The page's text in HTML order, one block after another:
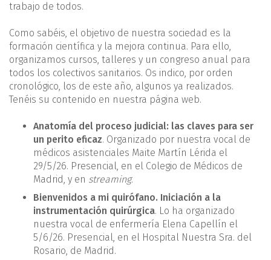
trabajo de todos.
Como sabéis, el objetivo de nuestra sociedad es la
formación científica y la mejora continua. Para ello,
organizamos cursos, talleres y un congreso anual para
todos los colectivos sanitarios. Os indico, por orden
cronológico, los de este año, algunos ya realizados.
Tenéis su contenido en nuestra página web.
Anatomía del proceso judicial: las claves para ser
un perito eficaz. Organizado por nuestra vocal de
médicos asistenciales Maite Martín Lérida el
29/5/26. Presencial, en el Colegio de Médicos de
Madrid, y en streaming.
Bienvenidos a mi quirófano. Iniciación a la
instrumentación quirúrgica. Lo ha organizado
nuestra vocal de enfermería Elena Capellín el
5/6/26. Presencial, en el Hospital Nuestra Sra. del
Rosario, de Madrid.